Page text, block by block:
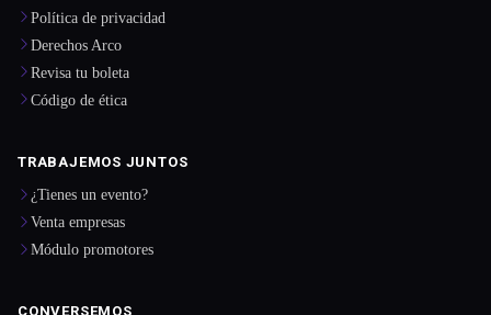
Política de privacidad
Derechos Arco
Revisa tu boleta
Código de ética
TRABAJEMOS JUNTOS
¿Tienes un evento?
Venta empresas
Módulo promotores
CONVERSEMOS